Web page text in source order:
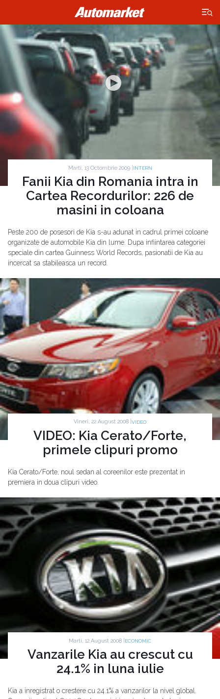
×
Marti, 13 Octombrie 2009 | INTERN
Fanii Kia din Romania intra in
Cartea Recordurilor: 226 de
masini in coloana
Peste 200 de posesori de Kia s-au adunat in cadrul primei coloane
organizate de automobile Kia din lume. Dupa infiintarea categoriei
speciale din cartea Guinness World Records, pasionatii de Kia au
incercat sa stabileasca un record.
Vineri, 22 August 2008 | VIDEO
VIDEO: Kia Cerato/Forte,
primele clipuri promo
Kia Cerato/Forte, noul sedan al coreenilor este prezentat in
premiera in doua clipuri video.
Marti, 12 August 2008 | ECONOMIC
Vanzarile Kia au crescut cu
24.1% in luna iulie
Kia a inregistrat o crestere cu 24.1% a vanzarilor la nivel global.